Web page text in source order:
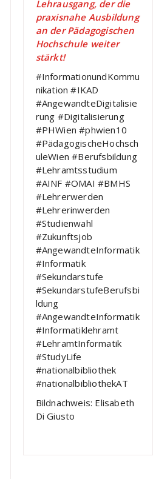
Lehrausgang, der die
praxisnahe Ausbildung
an der Pädagogischen
Hochschule weiter
stärkt!
#InformationundKommu
nikation #IKAD
#AngewandteDigitalisie
rung #Digitalisierung
#PHWien #phwien10
#PädagogischeHochsch
uleWien #Berufsbildung
#Lehramtsstudium
#AINF #OMAI #BMHS
#Lehrerwerden
#Lehrerinwerden
#Studienwahl
#Zukunftsjob
#AngewandteInformatik
#Informatik
#Sekundarstufe
#SekundarstufeBerufsbi
ldung
#AngewandteInformatik
#Informatiklehramt
#LehramtInformatik
#StudyLife
#nationalbibliothek
#nationalbibliothekAT
Bildnachweis: Elisabeth
Di Giusto